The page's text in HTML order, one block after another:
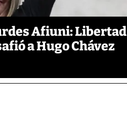
Afiuni: Libertad
a Hugo Chávez